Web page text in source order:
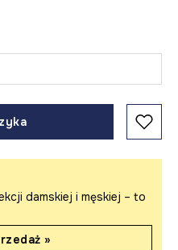
damskiej i męskiej – to
»